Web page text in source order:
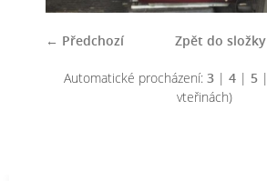
← Předchozí Zpět do složky
Automatické procházení: 3 | 4 | 5 |
vteřinách)